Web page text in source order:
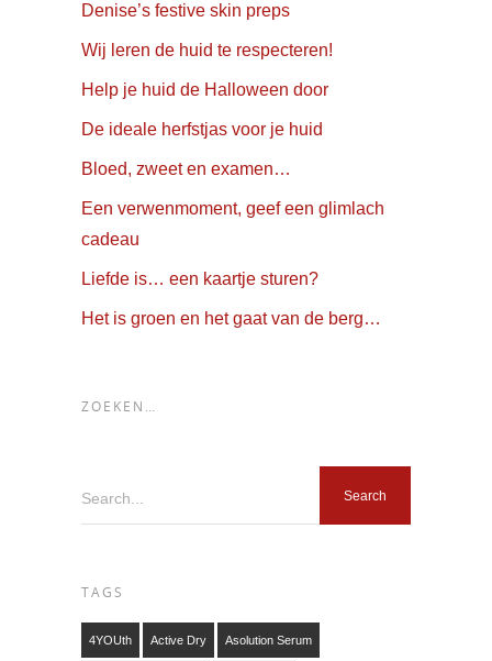
Denise’s festive skin preps
Wij leren de huid te respecteren!
Help je huid de Halloween door
De ideale herfstjas voor je huid
Bloed, zweet en examen…
Een verwenmoment, geef een glimlach
cadeau
Liefde is… een kaartje sturen?
Het is groen en het gaat van de berg…
ZOEKEN…
Search...
TAGS
4YOUth Active Dry Asolution Serum